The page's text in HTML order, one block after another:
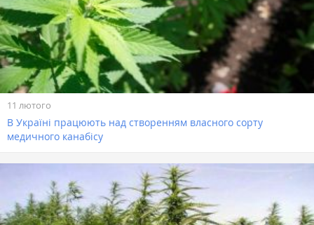
11 лютого
В Україні працюють над створенням власного сорту
медичного канабісу